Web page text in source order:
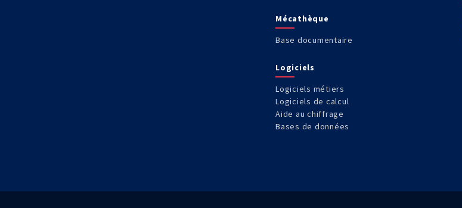
Mécathèque
Base documentaire
Logiciels
Logiciels métiers
Logiciels de calcul
Aide au chiffrage
Bases de données